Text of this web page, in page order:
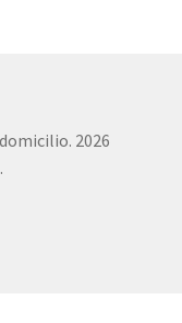
2026
.